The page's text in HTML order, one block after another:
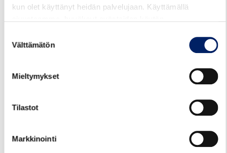
kun olet käyttänyt heidän palvelujaan. Käyttämällä
valinta
Välttämätön
Mieltymykset
Tilastot
Markkinointi
29.07.2026
12.8.2026